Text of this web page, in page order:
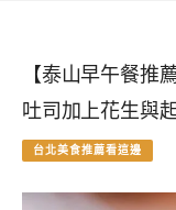
【泰山早午餐推
吐司加上花生與
台北美食推薦看這邊